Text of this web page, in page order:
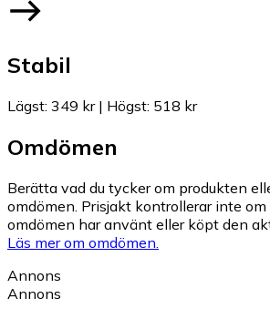
Stabil
Lägst: 349 kr| Högst: 518 kr
Omdömen
Berätta vad du tycker om produkten
omdömen. Prisjakt kontrollerar inte
omdömen har använt eller köpt den
Läs mer om omdömen.
Annons
Annons